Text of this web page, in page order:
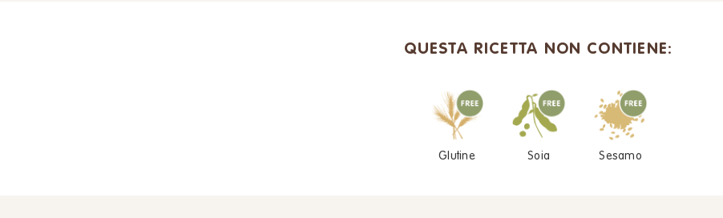
QUESTA RICETTA NON CONTIENE:
Glutine Soia Sesamo